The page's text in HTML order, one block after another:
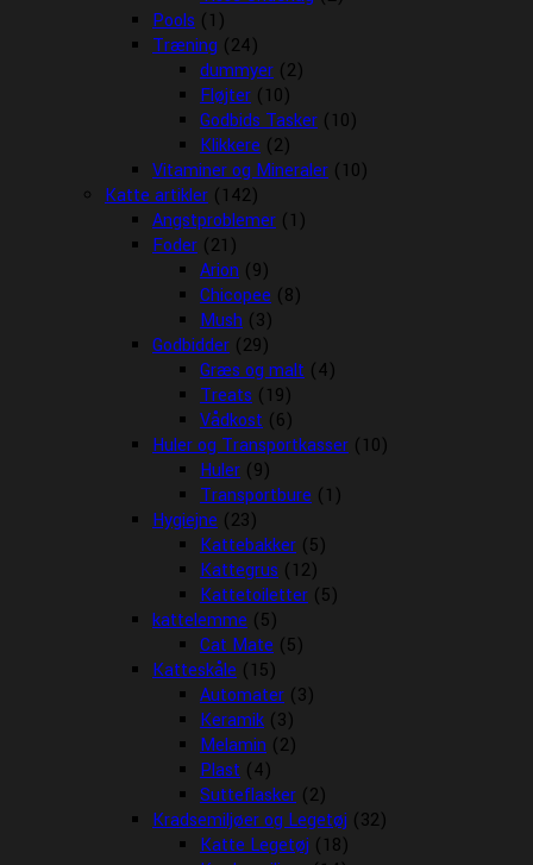
Pools (1)
Træning (24)
dummyer (2)
Fløjter (10)
Godbids Tasker (10)
Klikkere (2)
Vitaminer og Mineraler (10)
Katte artikler (142)
Angstproblemer (1)
Foder (21)
Arion (9)
Chicopee (8)
Mush (3)
Godbidder (29)
Græs og malt (4)
Treats (19)
Vådkost (6)
Huler og Transportkasser (10)
Huler (9)
Transportbure (1)
Hygiejne (23)
Kattebakker (5)
Kattegrus (12)
Kattetoiletter (5)
kattelemme (5)
Cat Mate (5)
Katteskåle (15)
Automater (3)
Keramik (3)
Melamin (2)
Plast (4)
Sutteflasker (2)
Kradsemiljøer og Legetøj (32)
Katte Legetøj (18)